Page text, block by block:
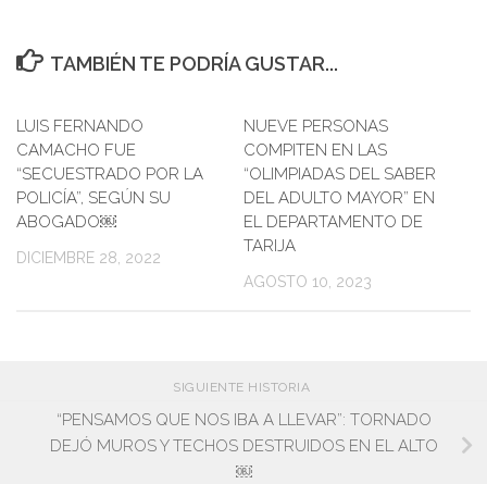
TAMBIÉN TE PODRÍA GUSTAR...
LUIS FERNANDO
CAMACHO FUE
“SECUESTRADO POR LA
POLICÍA”, SEGÚN SU
ABOGADO￼
DICIEMBRE 28, 2022
NUEVE PERSONAS
COMPITEN EN LAS
“OLIMPIADAS DEL SABER
DEL ADULTO MAYOR” EN
EL DEPARTAMENTO DE
TARIJA
AGOSTO 10, 2023
SIGUIENTE HISTORIA
“PENSAMOS QUE NOS IBA A LLEVAR”: TORNADO
DEJÓ MUROS Y TECHOS DESTRUIDOS EN EL ALTO
￼